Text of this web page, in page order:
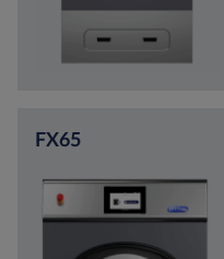
FX65